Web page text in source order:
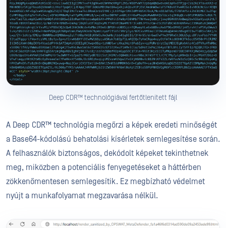
Deep CDR™ technológiával fertőtlenített fájl
A Deep CDR™ technológia megőrzi a képek eredeti minőségét
a Base64-kódolású behatolási kísérletek semlegesítése során.
A felhasználók biztonságos, dekódolt képeket tekinthetnek
meg, miközben a potenciális fenyegetéseket a háttérben
zökkenőmentesen semlegesítik. Ez megbízható védelmet
nyújt a munkafolyamat megzavarása nélkül.